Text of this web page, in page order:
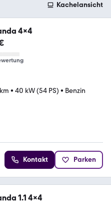
Kachelansicht
4x4
• 40 kW (54 PS) • Benzin
Kontakt Parken
1.1 4x4